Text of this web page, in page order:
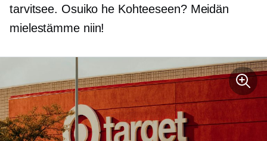
tarvitsee. Osuiko he Kohteeseen? Meidän
mielestämme niin!